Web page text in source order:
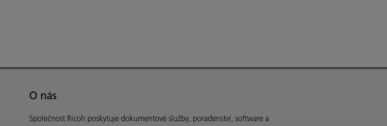
O nás
Společnost Ricoh poskytuje dokumentové služby, poradenství, software a